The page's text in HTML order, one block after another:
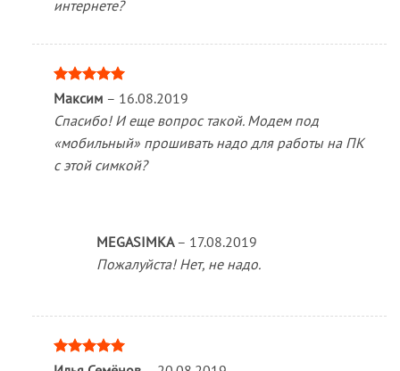
интернете?
Оценка
Максим – 16.08.2019
Спасибо! И еще вопрос такой. Модем под
«мобильный» прошивать надо для работы на ПК
с этой симкой?
MEGASIMKA – 17.08.2019
Пожалуйста! Нет, не надо.
Оценка5